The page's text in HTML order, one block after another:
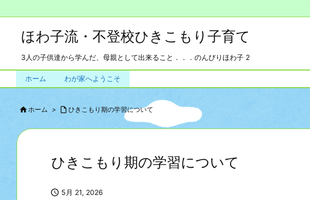
ほわ子流・不登校ひきこもり子育て
3人の子供達から学んだ、母親として出来ること．．．のんびりほわ子 2
ホーム わが家へようこそ
ホーム >  ひきこもり期の学習について
ひきこもり期の学習について
 5月 21, 2026